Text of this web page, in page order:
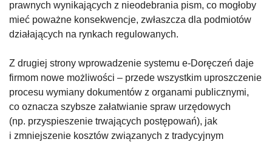
prawnych wynikających z nieodebrania pism, co mogłoby
mieć poważne konsekwencje, zwłaszcza dla podmiotów
działających na rynkach regulowanych.
Z drugiej strony wprowadzenie systemu e-Doręczeń daje
firmom nowe możliwości – przede wszystkim uproszczenie
procesu wymiany dokumentów z organami publicznymi,
co oznacza szybsze załatwianie spraw urzędowych
(np. przyspieszenie trwających postępowań), jak
i zmniejszenie kosztów związanych z tradycyjnym